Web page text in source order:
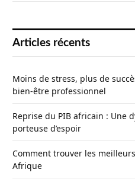
Articles récents
Moins de stress, plus de
bien-être professionnel
Reprise du PIB africain : Une
porteuse d’espoir
Comment trouver les
Afrique